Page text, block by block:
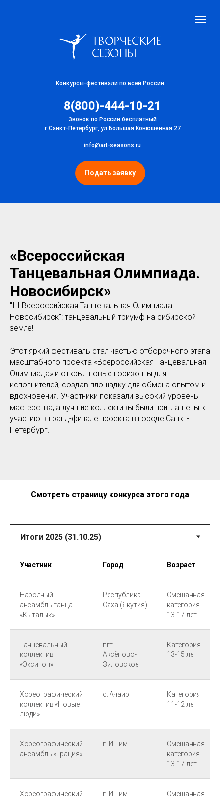
Конкурсы-фестивали по всей России
8(800)-444-10-21
Звонок по России бесплатный
г.Санкт-Петербург, ул.Большая Конюшенная 27
info@art-seasons.ru
Подать заявку
«Всероссийская
Танцевальная Олимпиада.
Новосибирск»
"III Всероссийская Танцевальная Олимпиада.
Новосибирск": танцевальный триумф на сибирской
земле!
Этот яркий фестиваль стал частью отборочного этапа
масштабного проекта «Всероссийская Танцевальная
Олимпиада» и открыл новые горизонты для
исполнителей, создав площадку для обмена опытом и
вдохновения. Участники показали высокий уровень
мастерства, а лучшие коллективы были приглашены к
участию в гранд-финале проекта в городе Санкт-
Петербург.
Смотреть страницу конкурса этого года
Участник Город Возраст
Народный
ансамбль танца
«Кыталык»
Республика
Саха (Якутия)
Смешанная
категория
13-17 лет
Танцевальный
коллектив
«Экситон»
пгт.
Аксёново-
Зиловское
Категория
13-15 лет
Хореографический
коллектив «Новые
люди»
с. Ачаир
Категория
11-12 лет
Хореографический
ансамбль «Грация»
г. Ишим
Смешанная
категория
13-17 лет
Хореографический
г. Ишим
Смешанная